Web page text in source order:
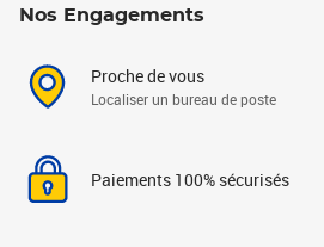
Nos Engagements
Proche de vous
Localiser un bureau de poste
Paiements 100% sécurisés